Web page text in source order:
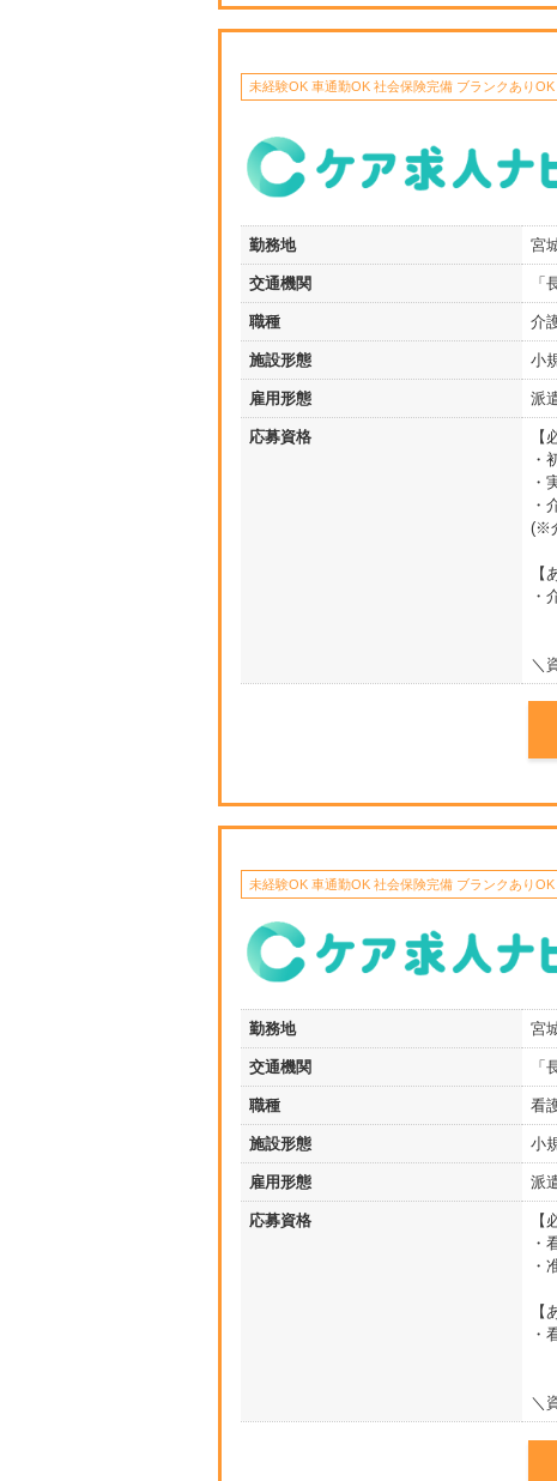
未経験OK 車通勤OK 社会保険完備 ブランクありOK
勤務地 宮
交通機関 「
職種 介
施設形態 小
雇用形態 派
応募資格
【
・
・
・
(※
【
・
＼
未経験OK 車通勤OK 社会保険完備 ブランクありOK
勤務地 宮
交通機関 「
職種 看
施設形態 小
雇用形態 派
応募資格
【
・
・
【
・
＼